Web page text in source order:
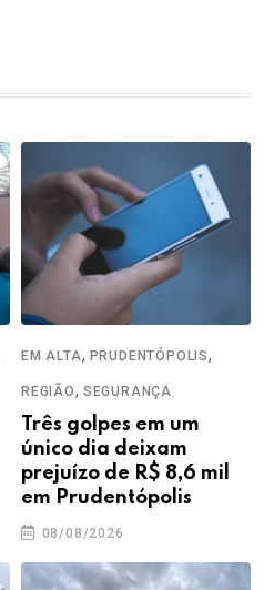
EM ALTA, PRUDENTÓPOLIS,
REGIÃO, SEGURANÇA
Três golpes em um
único dia deixam
prejuízo de R$ 8,6 mil
em Prudentópolis
08/08/2026